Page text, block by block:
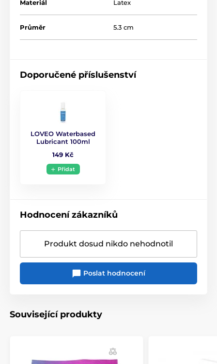
Materiál Latex
Průměr 5.3 cm
Doporučené příslušenství
LOVEO Waterbased
Lubricant 100ml
149 Kč
Přidat
Hodnocení zákazníků
Produkt dosud nikdo nehodnotil
Poslat hodnocení
Související produkty